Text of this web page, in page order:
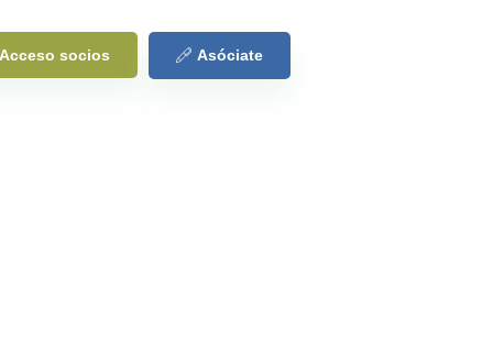
socios Asóciate